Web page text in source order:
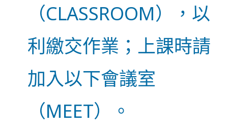
（CLASSROOM），以
利繳交作業；上課時請
加入以下會議室
（MEET）。